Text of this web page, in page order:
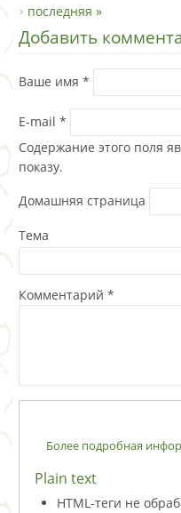
последняя »
Добавить
Ваше имя *
E-mail *
Содержание этого поля
показу.
Домашняя страница
Тема
Комментарий *
Более подробная
Plain text
HTML-теги не